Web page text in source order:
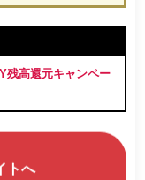
残高還元キャンペー
トへ